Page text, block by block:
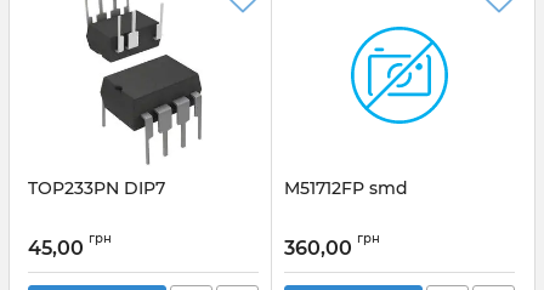
TOP233PN DIP7
45,00 грн
M51712FP smd
360,00 грн